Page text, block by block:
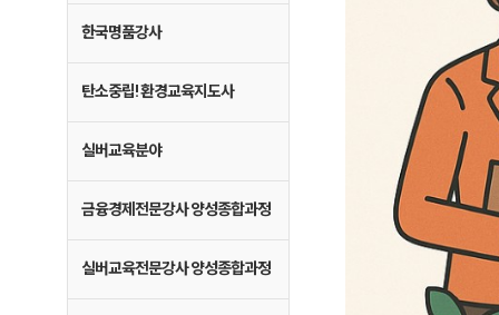
한국명품강사
탄소중립! 환경교육지도사
실버교육분야
금융경제전문강사 양성종합과정
실버교육전문강사 양성종합과정